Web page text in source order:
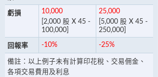
虧損
10,000
[2,000 股 X 45 -
100,000]
25,000
[5,000 股 X 45 -
250,000]
回報率 -10% -25%
備註：以上例子未有計算印花稅、交易佣金、
各項交易費用及利息